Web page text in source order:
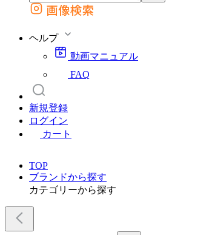
外部サイトの商品をカートに追加
画像検索
ヘルプ
動画マニュアル
FAQ
新規登録
ログイン
カート
TOP
ブランドから探す
カテゴリーから探す